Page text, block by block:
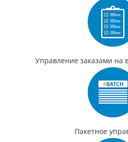
Управление заказами на
Пакетное